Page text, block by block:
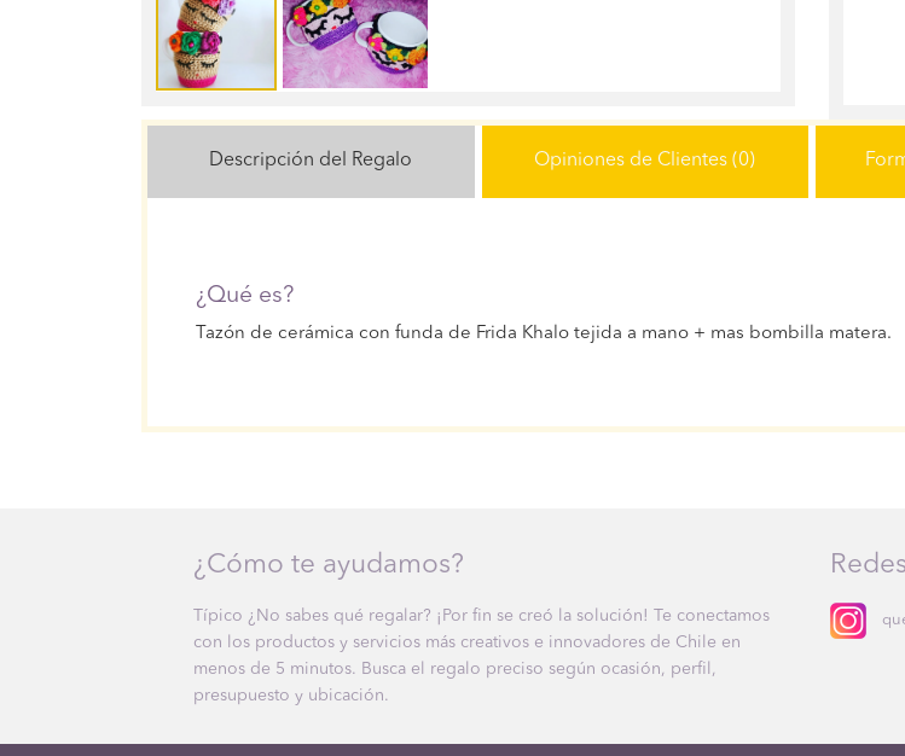
Descripción del Regalo Opiniones de Clientes (0)
¿Qué es?
Tazón de cerámica con funda de Frida Khalo tejida a mano + mas bombilla matera.
¿Cómo te ayudamos?
Típico ¿No sabes qué regalar? ¡Por fin se creó la solución! Te conectamos
con los productos y servicios más creativos e innovadores de Chile en
menos de 5 minutos. Busca el regalo preciso según ocasión, perfil,
presupuesto y ubicación.